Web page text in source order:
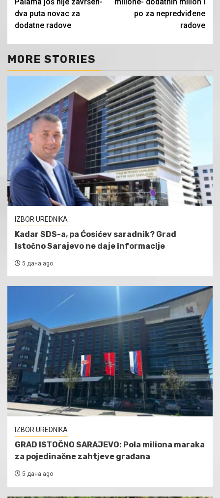
dva puta novac za
dodatne radove
po za nepredviđene
radove
MORE STORIES
IZBOR UREDNIKA
Kadar SDS-a, pa Ćosićev saradnik? Grad
Istočno Sarajevo ne daje informacije
5 дана ago
IZBOR UREDNIKA
GRAD ISTOČNO SARAJEVO: Pola miliona maraka
za pojedinačne zahtjeve građana
5 дана ago